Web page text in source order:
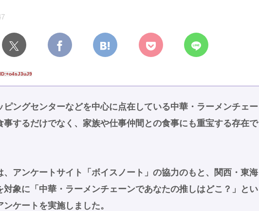
ID:+o4sJ3uJ9
ピングセンターなどを中心に点在している中華・ラーメンチェー
事するだけでなく、家族や仕事仲間との食事にも重宝する存在で
、アンケートサイト「ボイスノート」の協力のもと、関西・東海
対象に「中華・ラーメンチェーンであなたの推しはどこ？」とい
ンケートを実施しました。